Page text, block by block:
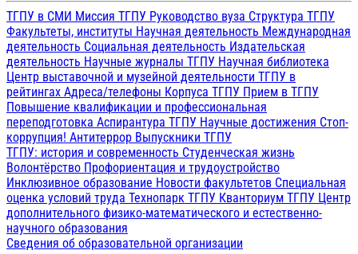
ТГПУ в СМИ Миссия ТГПУ Руководство вуза Структура ТГПУ
Факультеты, институты Научная деятельность Международная
деятельность Социальная деятельность Издательская
деятельность Научные журналы ТГПУ Научная библиотека
Центр выставочной и музейной деятельности ТГПУ в
рейтингах Адреса/телефоны Корпуса ТГПУ Прием в ТГПУ
Повышение квалификации и профессиональная
переподготовка Аспирантура ТГПУ Научные достижения Стоп-
коррупция! Антитеррор Выпускники ТГПУ
ТГПУ: история и современность Студенческая жизнь
Волонтёрство Профориентация и трудоустройство
Инклюзивное образование Новости факультетов Специальная
оценка условий труда Технопарк ТГПУ Кванториум ТГПУ Центр
дополнительного физико-математического и естественно-
научного образования
Сведения об образовательной организации